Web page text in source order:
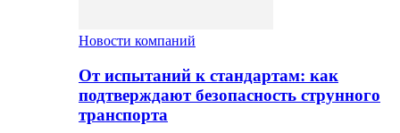
Новости компаний
От испытаний к стандартам: как
подтверждают безопасность струнного
транспорта